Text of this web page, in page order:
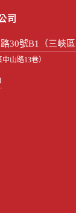
司
30號B1（三峽區
山路13巷）